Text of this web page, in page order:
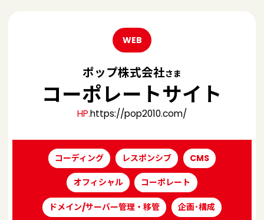
WEB
ポップ株式会社さま
コーポレートサイト
HP.https://pop2010.com/
コーディング レスポンシブ CMS
オフィシャル コーポレート
ドメイン/サーバー管理・移管 企画･構成